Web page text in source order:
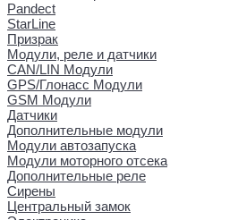
Pandect
StarLine
Призрак
Модули, реле и датчики
CAN/LIN Модули
GPS/Глонасс Модули
GSM Модули
Датчики
Дополнительные модули
Модули автозапуска
Модули моторного отсека
Дополнительные реле
Сирены
Центральный замок